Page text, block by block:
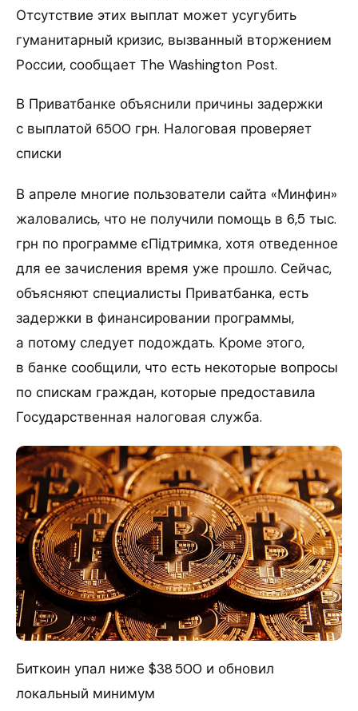
Отсутствие этих выплат может усугубить
гуманитарный кризис, вызванный вторжением
России, сообщает The Washington Post.
В Приватбанке объяснили причины задержки
с выплатой 6500 грн. Налоговая проверяет
списки
В апреле многие пользователи сайта «Минфин»
жаловались, что не получили помощь в 6,5 тыс.
грн по программе єПідтримка, хотя отведенное
для ее зачисления время уже прошло. Сейчас,
объясняют специалисты Приватбанка, есть
задержки в финансировании программы,
а потому следует подождать. Кроме этого,
в банке сообщили, что есть некоторые вопросы
по спискам граждан, которые предоставила
Государственная налоговая служба.
Биткоин упал ниже $38 500 и обновил
локальный минимум